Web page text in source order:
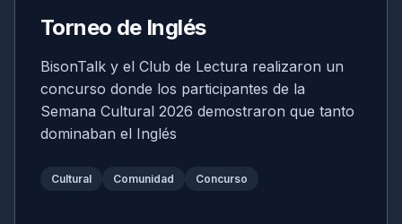
Torneo de Inglés
BisonTalk y el Club de Lectura realizaron un
concurso donde los participantes de la
Semana Cultural 2026 demostraron que tanto
dominaban el Inglés
Cultural Comunidad Concurso